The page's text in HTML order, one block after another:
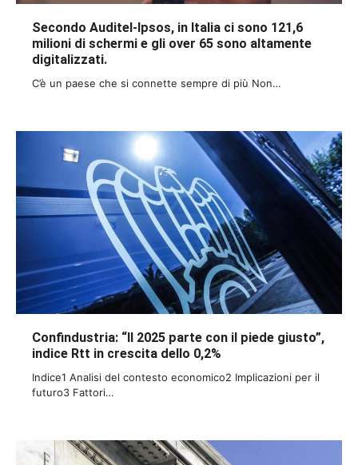
Secondo Auditel-Ipsos, in Italia ci sono 121,6
milioni di schermi e gli over 65 sono altamente
digitalizzati.
C’è un paese che si connette sempre di più Non…
Confindustria: “Il 2025 parte con il piede giusto”,
indice Rtt in crescita dello 0,2%
Indice1 Analisi del contesto economico2 Implicazioni per il
futuro3 Fattori…